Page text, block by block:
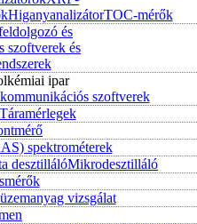
HiganyanalizátorTOC-mérők
és
szoftverek és
ipar
szoftverek
spektrométerek
desztillálóMikrodesztilláló
vizsgálat